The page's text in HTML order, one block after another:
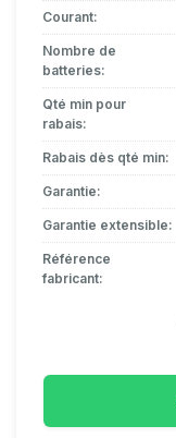
Courant:
Nombre de
batteries:
Qté min pour
rabais:
Rabais dès qté min:
Garantie:
Garantie extensible:
Référence
fabricant: